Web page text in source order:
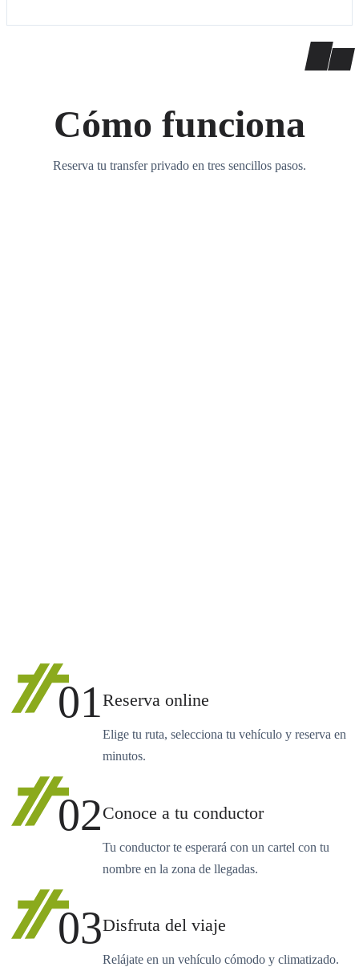
Cómo funciona
Reserva tu transfer privado en tres sencillos pasos.
01Reserva online
Elige tu ruta, selecciona tu vehículo y reserva en
minutos.
02Conoce a tu conductor
Tu conductor te esperará con un cartel con tu
nombre en la zona de llegadas.
03Disfruta del viaje
Relájate en un vehículo cómodo y climatizado.